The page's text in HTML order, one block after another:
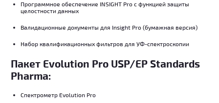
Программное обеспечение INSIGHT Pro с функцией защиты
целостности данных
Валидационные документы для Insight Pro (бумажная версия)
Набор квалификационных фильтров для УФ-спектроскопии
Пакет Evolution Pro USP/EP Standards
Pharma:
Спектрометр Evolution Pro